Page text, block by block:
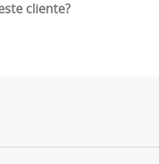
cliente?